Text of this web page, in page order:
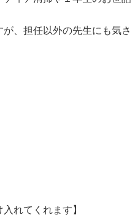
、担任以外の先生にも気さ
れてくれます】